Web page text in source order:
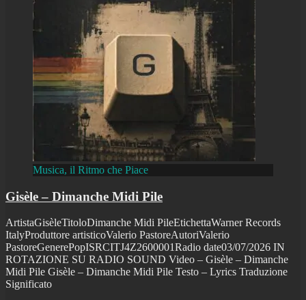
Musica, il Ritmo che Piace
Gisèle – Dimanche Midi Pile
ArtistaGisèleTitoloDimanche Midi PileEtichettaWarner Records
ItalyProduttore artisticoValerio PastoreAutoriValerio
PastoreGenerePopISRCITJ4Z2600001Radio date03/07/2026 IN
ROTAZIONE SU RADIO SOUND Video – Gisèle – Dimanche
Midi Pile Gisèle – Dimanche Midi Pile Testo – Lyrics Traduzione
Significato